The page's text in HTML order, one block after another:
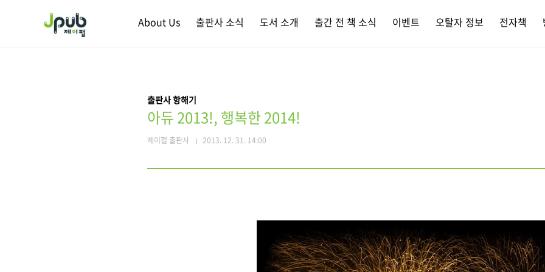
About Us 출판사 소식 도서 소개 출간 전 책 소식 이벤트 오탈자 정보 전자책
출판사 항해기
아듀 2013!, 행복한 2014!
제이펍 출판사 2013. 12. 31. 14:00